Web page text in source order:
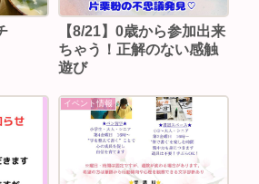
【8/21】0歳から参加出来
ちゃう！正解のない感触
遊び
イベント情報